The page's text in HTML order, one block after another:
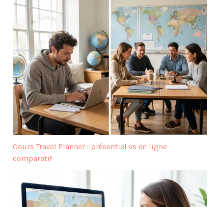
Cours Travel Planner : présentiel vs en ligne
comparatif